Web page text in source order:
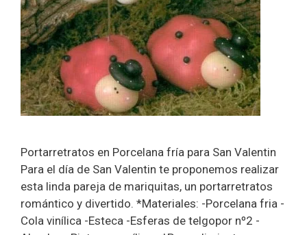
Portarretratos en Porcelana fría para San Valentin
Para el día de San Valentin te proponemos realizar
esta linda pareja de mariquitas, un portarretratos
romántico y divertido. *Materiales: -Porcelana fria -
Cola vinílica -Esteca -Esferas de telgopor nº2 -